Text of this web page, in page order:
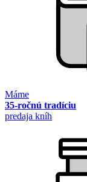
Máme
35-ročnú tradíciu
predaja kníh